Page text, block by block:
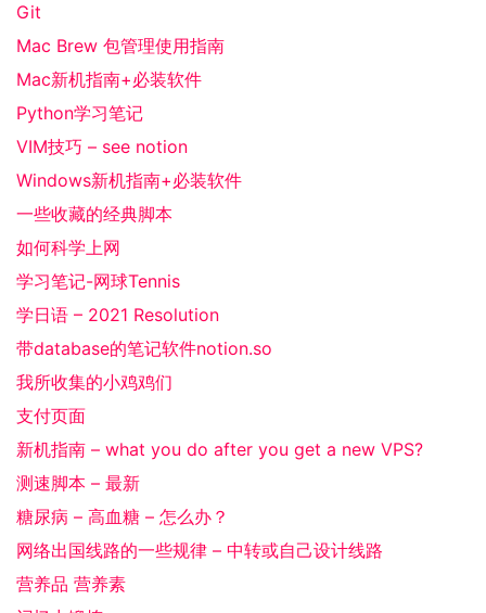
Git
Mac Brew 包管理使用指南
Mac新机指南+必装软件
Python学习笔记
VIM技巧 – see notion
Windows新机指南+必装软件
一些收藏的经典脚本
如何科学上网
学习笔记-网球Tennis
学日语 – 2021 Resolution
带database的笔记软件notion.so
我所收集的小鸡鸡们
支付页面
新机指南 – what you do after you get a new VPS?
测速脚本 – 最新
糖尿病 – 高血糖 – 怎么办？
网络出国线路的一些规律 – 中转或自己设计线路
营养品 营养素